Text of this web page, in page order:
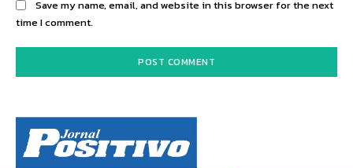
Save my name, email, and website in this browser for the next
time I comment.